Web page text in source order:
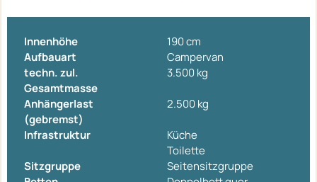
Innenhöhe
190 cm
Aufbauart
Campervan
techn. zul.
Gesamtmasse
3.500 kg
Anhängerlast
(gebremst)
2.500 kg
Infrastruktur
Küche
Toilette
Sitzgruppe
Seitensitzgruppe